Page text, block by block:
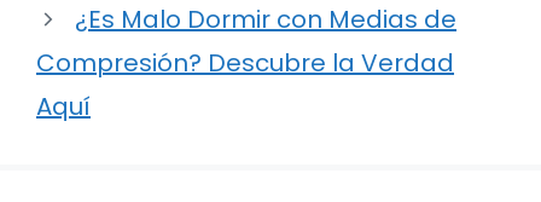
¿Es Malo Dormir con Medias de
Compresión? Descubre la Verdad
Aquí